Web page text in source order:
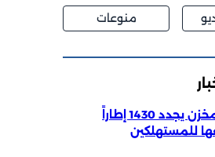
منوعات
التجارة: ضبط مخزن يجدد 1430 إطاراً
للمستهلكين